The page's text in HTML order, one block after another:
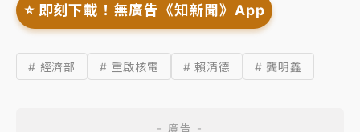
⭐️ 即刻下載！無廣告《知新聞》App
# 經濟部 # 重啟核電 # 賴清德 # 龔明鑫